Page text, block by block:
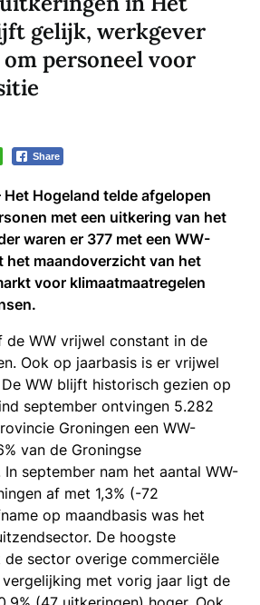
gelijk, werkgever
personeel voor
Share
Het Hogeland telde afgelopen
met een uitkering van het
waren er 377 met een WW-
het maandoverzicht van het
voor klimaatmaatregelen
de WW vrijwel constant in de
Ook op jaarbasis is er vrijwel
WW blijft historisch gezien op
september ontvingen 5.282
Groningen een WW-
van de Groningse
september nam het aantal WW-
af met 1,3% (-72
op maandbasis was het
De hoogste
sector overige commerciële
vergelijking met vorig jaar ligt de